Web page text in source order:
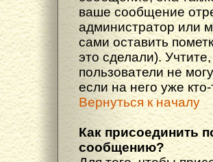
ваше сообщение
администратор или
сами оставить
это сделали).
пользователи не
если на него уже
Вернуться к началу
Как присоединить
сообщению?